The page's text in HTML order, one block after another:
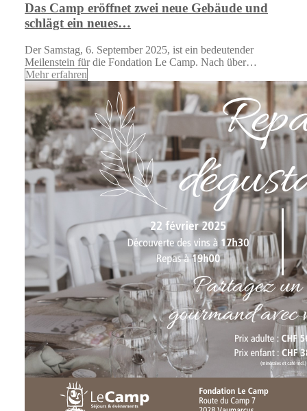
Das Camp eröffnet zwei neue Gebäude und
schlägt ein neues…
Der Samstag, 6. September 2025, ist ein bedeutender
Meilenstein für die Fondation Le Camp. Nach über…
Mehr erfahren